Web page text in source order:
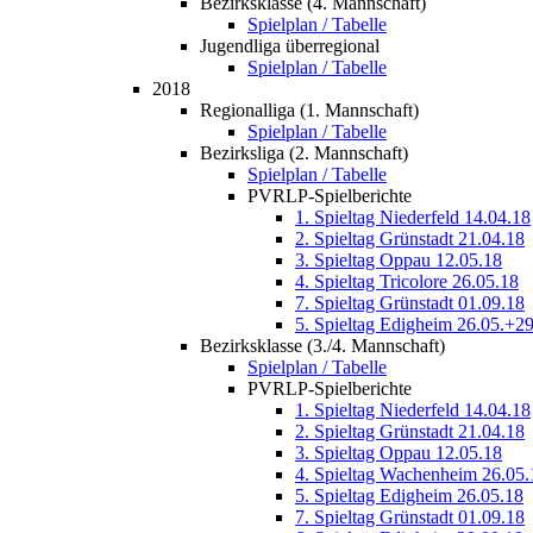
Spielplan / Tabelle
Jugendliga überregional
Spielplan / Tabelle
2018
Regionalliga (1. Mannschaft)
Spielplan / Tabelle
Bezirksliga (2. Mannschaft)
Spielplan / Tabelle
PVRLP-Spielberichte
1. Spieltag Niederfeld 14.04.18
2. Spieltag Grünstadt 21.04.18
3. Spieltag Oppau 12.05.18
4. Spieltag Tricolore 26.05.18
7. Spieltag Grünstadt 01.09.18
5. Spieltag Edigheim
Bezirksklasse (3./4. Mannschaft)
Spielplan / Tabelle
PVRLP-Spielberichte
1. Spieltag Niederfeld 14.04.18
2. Spieltag Grünstadt 21.04.18
3. Spieltag Oppau 12.05.18
4. Spieltag Wachenheim
5. Spieltag Edigheim 26.05.18
7. Spieltag Grünstadt 01.09.18